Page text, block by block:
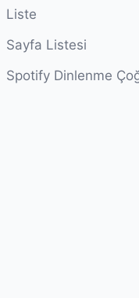
Liste
Sayfa Listesi
Spotify Dinlenme